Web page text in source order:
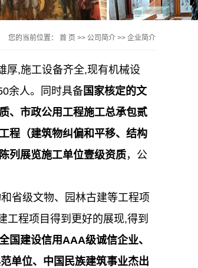
您的当前位置： 首 页 >> 公司简介 >> 企业简介
,施工设备齐全,现有机械设
余人。同时具备国家核定的文
、市政公用工程施工总承包贰
程（建筑物纠偏和平移、结构
列展览施工单位壹级资质，公
省级文物、园林古建等工程项
工程项目得到更好的展现,得到
国建设信用AAA级诚信企业、
单位、中国民族建筑事业杰出